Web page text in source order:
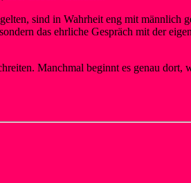
sind in Wahrheit eng mit männlich
das ehrliche Gespräch mit der
Manchmal beginnt es genau dort,